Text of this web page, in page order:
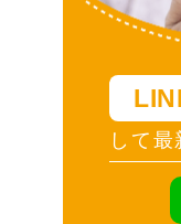
して